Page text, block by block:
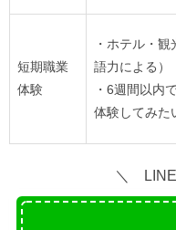
短期職業
体験
・ホテル・
語力による）
・6週間以内
体験してみた
＼